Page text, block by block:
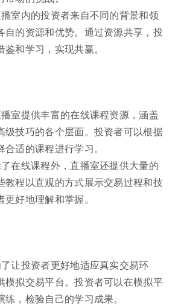
室内的投资者来自不同的背景和领
自的资源和优势。通过资源共享，投
和学习，实现共赢。
室提供丰富的在线课程资源，涵盖
级技巧的各个层面。投资者可以根据
适的课程进行学习。
在线课程外，直播室还提供大量的
教程以直观的方式展示交易过程和技
好地理解和掌握。
让投资者更好地适应真实交易环
模拟交易平台。投资者可以在模拟平
，检验自己的学习成果。